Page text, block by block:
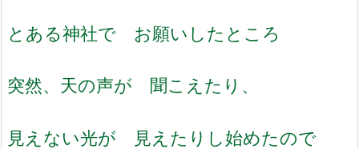
とある神社で お願いしたところ
突然、天の声が 聞こえたり、
見えない光が 見えたりし始めたので